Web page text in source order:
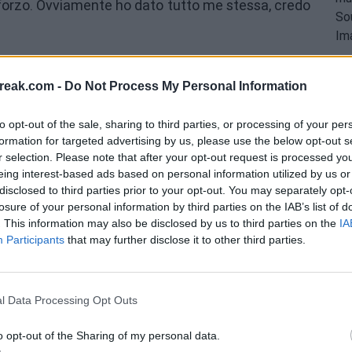
- Do Not Process My Personal Information
opt-out of the sale, sharing to third parties, or processing of your
for targeted advertising by us, please use the below opt-out
selection. Please note that after your opt-out request is processed
interest-based ads based on personal information utilized by us
to third parties prior to your opt-out. You may separately
of your personal information by third parties on the IAB’s list of
This information may also be disclosed by us to third parties on the
Participants that may further disclose it to other third parties.
Data Processing Opt Outs
opt-out of the Sharing of my personal data.
Ovviamente ho dato tutto me stessa, credo
torneo?
ma credo e spero di adattarmi. Continuerò
Darò il massimo per migliorare ogni giorno e
questo momento, ma è già passato, ora devo
diventare una migliore giocatrice ogni giorno.
a me, so quali sono le mie priorità, quindi mi
di
Roland Garros
che è un po' strano. Sento di aver guadagnato